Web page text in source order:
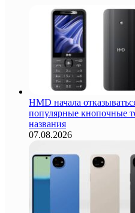
HMD начала
популярные кнопочные
названия
07.08.2026